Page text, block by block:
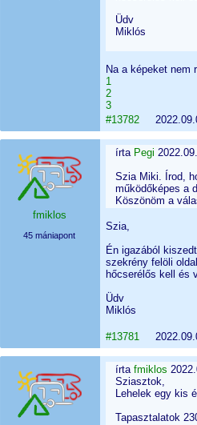
Üdv
Miklós
Na a képeket nem
1
2
3
#13782
fmiklos
45 mániapont
írta Pegi
Szia Miki. Írod,
működőképes a
Köszönöm a
Szia,
Én igazából
szekrény felöli
hőcserélős kell és
Üdv
Miklós
#13781
írta fmiklos
Sziasztok,
Lehelek egy kis
Tapasztalatok